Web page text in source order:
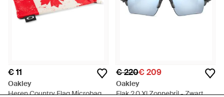
€ 11
Oakley
Heren Country Flag Microbag -
€ 220€ 209
Oakley
Flak 2.0 Xl Zonnebril - Zwart